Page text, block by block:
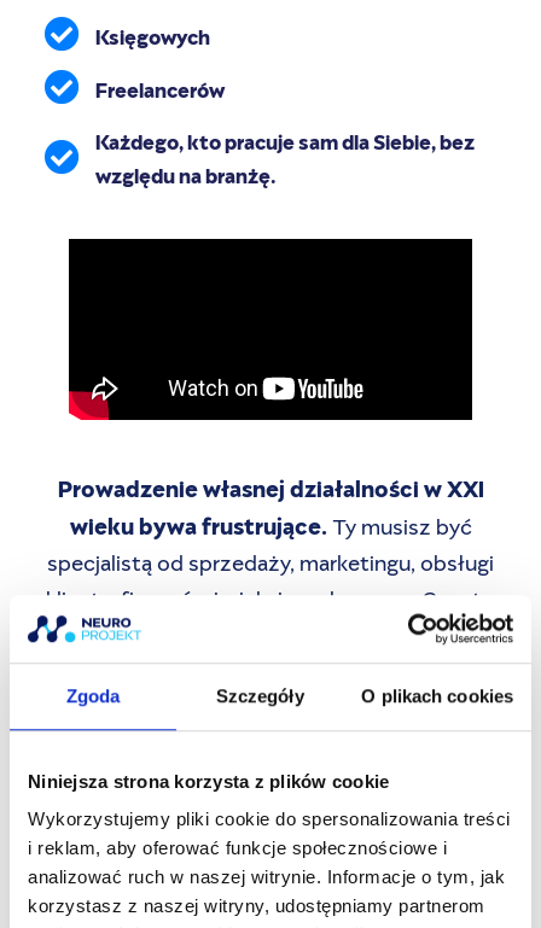
Zgoda Szczegóły O plikach cookies
Niniejsza strona korzysta z plików cookie
Wykorzystujemy pliki cookie do spersonalizowania treści
i reklam, aby oferować funkcje społecznościowe i
analizować ruch w naszej witrynie. Informacje o tym, jak
korzystasz z naszej witryny, udostępniamy partnerom
Księgowych
Freelancerów
Każdego, kto pracuje sam dla Siebie, bez
względu na branżę.
Prowadzenie własnej działalności w XXI
wieku bywa frustrujące. Ty musisz być
specjalistą od sprzedaży, marketingu, obsługi
klienta, finansów i wielu innych rzeczy. Często
brakuje czasu, a zarządzanie zespołem bywa
równie dużym wyzwaniem.
Wyobraź sobie, jak to jest mieć
asystenta, który pracuje 24/7 ,jest szybki,
efektywny, wnosi nową perspektywę i
oszczędza Ci kilka godzin pracy dziennie?
Dziś każdy z Nas, może mieć takiego